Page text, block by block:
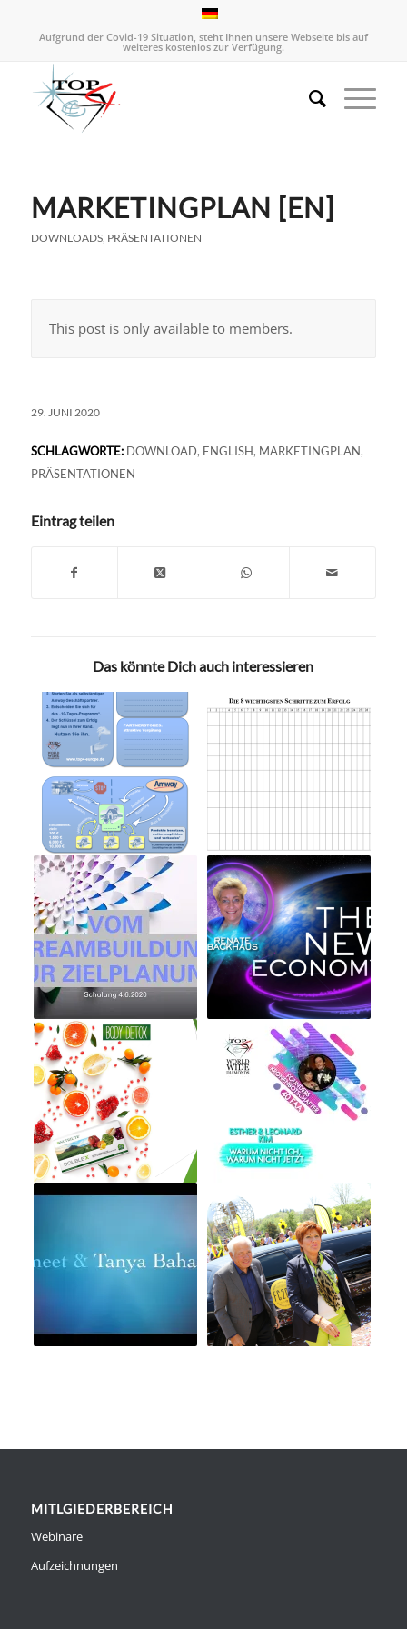
Aufgrund der Covid-19 Situation, steht Ihnen unsere Webseite bis auf
weiteres kostenlos zur Verfügung.
MARKETINGPLAN [EN]
DOWNLOADS, PRÄSENTATIONEN
This post is only available to members.
29. JUNI 2020
SCHLAGWORTE: DOWNLOAD, ENGLISH, MARKETINGPLAN,
PRÄSENTATIONEN
Eintrag teilen
Das könnte Dich auch interessieren
MITLGIEDERBEREICH
Webinare
Aufzeichnungen